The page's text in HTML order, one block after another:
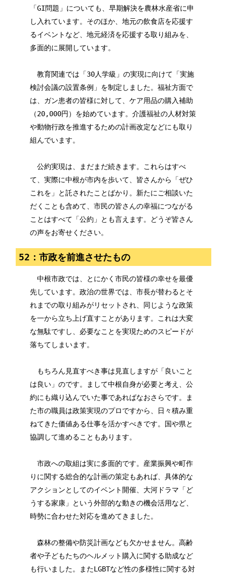
「GI問題」についても、早期解決を農林水産省に申
し入れています。そのほか、地元の飲食店を応援す
るイベントなど、地元経済を応援する取り組みを、
多面的に展開しています。
教育関連では「30人学級」の実現に向けて「実施
検討会議の設置条例」を制定しました。福祉方面で
は、ガン患者の皆様に対して、ケア用品の購入補助
（20,000円）を始めています。介護福祉の人材対策
や動物行政を推進するための計画改定などにも取り
組んでいます。
公約実現は、まだまだ続きます。これらはすべ
て、実際に中根が市内を歩いて、皆さんから「ぜひ
これを」と託されたことばかり。新たにご相談いた
だくことも含めて、市民の皆さんの幸福につながる
ことはすべて「公約」とも言えます。どうぞ皆さん
の声をお寄せください。
52：市政を前進させたもの
中根市政では、とにかく市民の皆様の幸せを最優
先しています。政治の世界では、市長が替わるとそ
れまでの取り組みがリセットされ、同じような政策
を一から立ち上げ直すことがあります。これは大変
な無駄ですし、必要なことを実現ためのスピードが
落ちてしまいます。
もちろん見直すべき事は見直しますが「良いこと
は良い」のです。まして中根自身が必要と考え、公
約にも織り込んでいた事であればなおさらです。ま
た市の職員は政策実現のプロですから、日々積み重
ねてきた価値ある仕事を活かすべきです。国や県と
協調して進めることもあります。
市政への取組は実に多面的です。産業振興や町作
りに関する総合的な計画の策定もあれば、具体的な
アクションとしてのイベント開催、大河ドラマ「ど
うする家康」という外部的な動きの機会活用など、
時勢に合わせた対応を進めてきました。
森林の整備や防災計画なども欠かせません。高齢
者や子どもたちのヘルメット購入に関する助成など
も行いました。またLGBTなど性の多様性に関する対